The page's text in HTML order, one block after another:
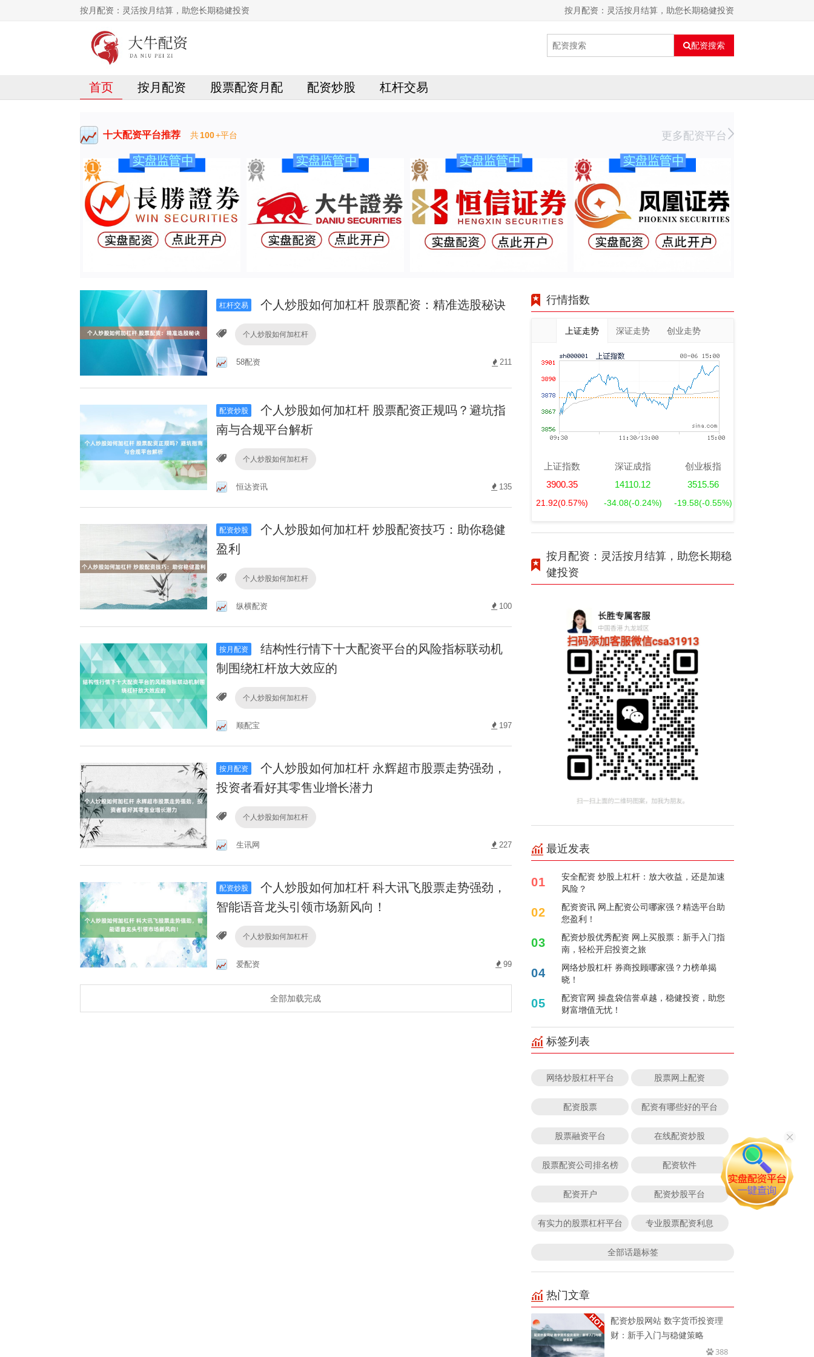
按月配资：灵活按月结算，助您长期稳健投资 按月配资：灵活按月结算，助您长期稳健投资
配资搜索
首页 按月配资 股票配资月配 配资炒股 杠杆交易
十大配资平台推荐 共100+平台 更多配资平台
杠杆交易 个人炒股如何加杠杆 股票配资：精准选股秘诀
个人炒股如何加杠杆
58配资 211
配资炒股
个人炒股如何加杠杆 股票配资正规吗？避坑指
南与合规平台解析
个人炒股如何加杠杆
恒达资讯 135
配资炒股
个人炒股如何加杠杆 炒股配资技巧：助你稳健
盈利
个人炒股如何加杠杆
纵横配资 100
按月配资
结构性行情下十大配资平台的风险指标联动机
制围绕杠杆放大效应的
个人炒股如何加杠杆
顺配宝 197
按月配资
个人炒股如何加杠杆 永辉超市股票走势强劲，
投资者看好其零售业增长潜力
个人炒股如何加杠杆
生讯网 227
配资炒股
个人炒股如何加杠杆 科大讯飞股票走势强劲，
智能语音龙头引领市场新风向！
个人炒股如何加杠杆
爱配资 99
全部加载完成
行情指数
上证走势 深证走势 创业走势
上证指数
3900.35
21.92(0.57%)
深证成指
14110.12
-34.08(-0.24%)
创业板指
3515.56
-19.58(-0.55%)
按月配资：灵活按月结算，助您长期稳
健投资
最近发表
01
安全配资 炒股上杠杆：放大收益，还是加速
风险？
02
配资资讯 网上配资公司哪家强？精选平台助
您盈利！
03
配资炒股优秀配资 网上买股票：新手入门指
南，轻松开启投资之旅
04
网络炒股杠杆 券商投顾哪家强？力榜单揭
晓！
05
配资官网 操盘袋信誉卓越，稳健投资，助您
财富增值无忧！
标签列表
网络炒股杠杆平台 股票网上配资
配资股票 配资有哪些好的平台
股票融资平台 在线配资炒股
股票配资公司排名榜 配资软件
配资开户 配资炒股平台
有实力的股票杠杆平台 专业股票配资利息
全部话题标签
热门文章
配资炒股网站 数字货币投资理
财：新手入门与稳健策略
388